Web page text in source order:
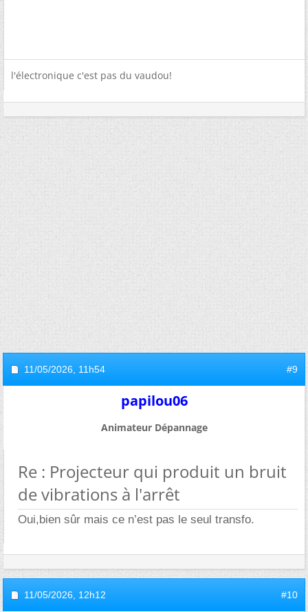
l'électronique c'est pas du vaudou!
11/05/2026, 11h54 #9
papilou06
Animateur Dépannage
Re : Projecteur qui produit un bruit
de vibrations à l'arrêt
Oui,bien sûr mais ce n’est pas le seul transfo.
11/05/2026, 12h12 #10